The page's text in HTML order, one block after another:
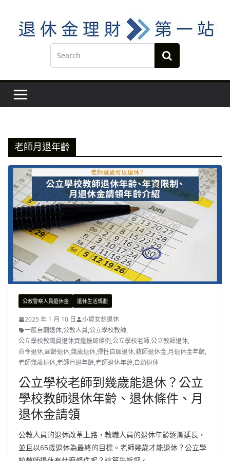
content
老師月退年齡
公教警察人員退休金 退休生活規劃
2025 年 1 月 10 日
小資女想退休
一般自願退休,公教人員,公立學校教師,
公立學校教職員退休資遣撫卹條例,公立學校老師,公立教師退休,
命令退休,屆齡退休,幾歲退休,彈性自願退休,教師退休金,月退休金年齡,
老師幾歲退休,老師月退年齡,老師退休年齡,自願退休
公立學校老師到幾歲能退休？公立
學校教師退休年齡、退休條件、月
退休金請領
公教人員的退休改革上路，教職人員的退休年齡逐漸延長，
並且以65歲退休為最終的目標。老師幾歲才能退休？公立學